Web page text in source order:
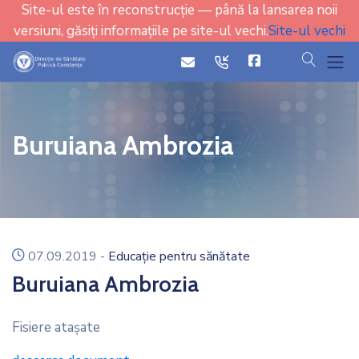
Site-ul este în reconstrucție — până la lansarea noii
versiuni, găsiți informațiile pe site-ul vechi.Site-ul vechi
iconicon cauta
Buruiana Ambrozia
icon
07.09.2019 - Educație pentru sănătate
Buruiana Ambrozia
Fisiere ataşate